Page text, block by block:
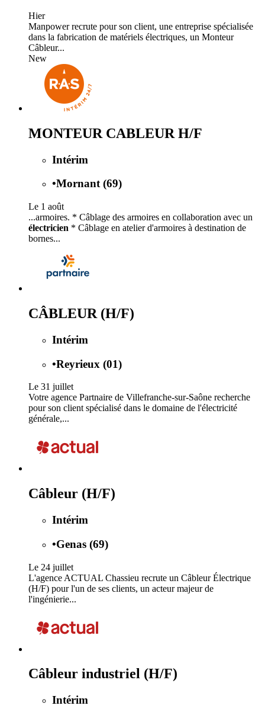
Hier
Manpower recrute pour son client, une entreprise spécialisée
dans la fabrication de matériels électriques, un Monteur
Câbleur...
New
MONTEUR CABLEUR H/F
Intérim
•Mornant (69)
Le 1 août
...armoires. * Câblage des armoires en collaboration avec un
électricien * Câblage en atelier d'armoires à destination de
bornes...
CÂBLEUR (H/F)
Intérim
•Reyrieux (01)
Le 31 juillet
Votre agence Partnaire de Villefranche-sur-Saône recherche
pour son client spécialisé dans le domaine de l'électricité
générale,...
Câbleur (H/F)
Intérim
•Genas (69)
Le 24 juillet
L'agence ACTUAL Chassieu recrute un Câbleur Électrique
(H/F) pour l'un de ses clients, un acteur majeur de
l'ingénierie...
Câbleur industriel (H/F)
Intérim